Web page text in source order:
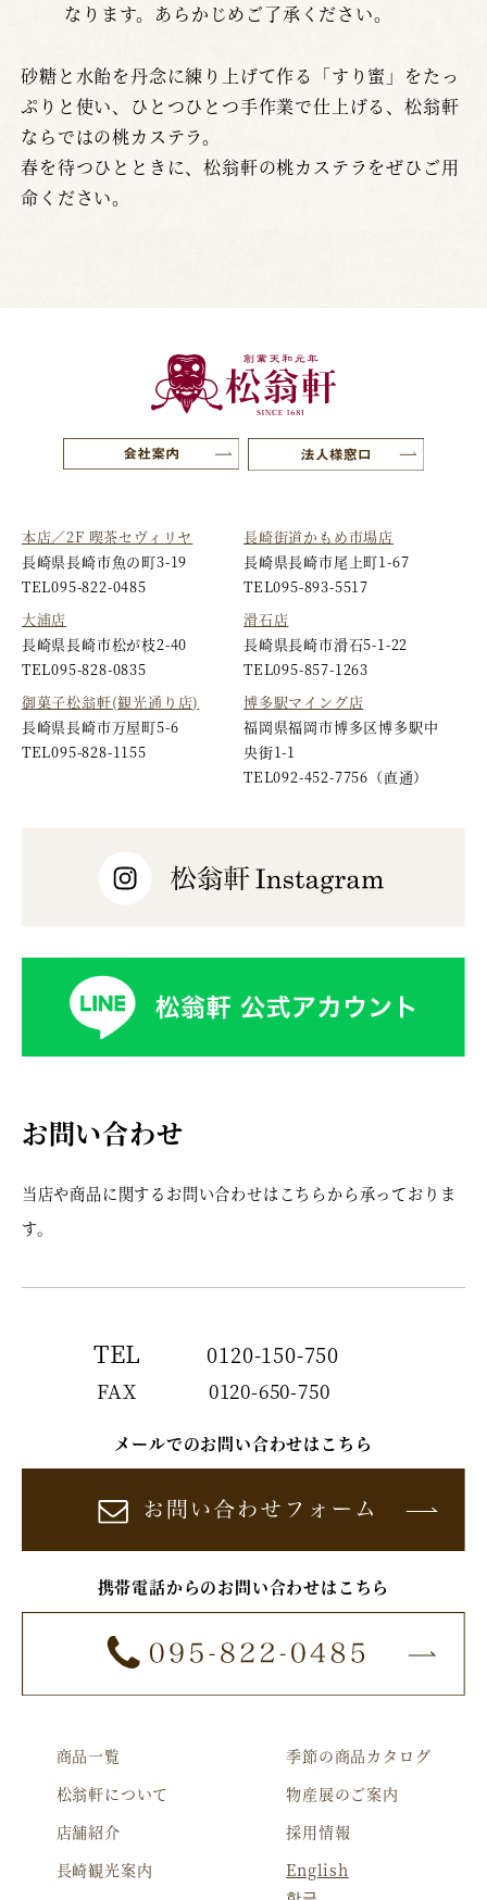
なります。あらかじめご了承ください。
砂糖と水飴を丹念に練り上げて作る「すり蜜」をたっ
ぷりと使い、ひとつひとつ手作業で仕上げる、松翁軒
ならではの桃カステラ。
春を待つひとときに、松翁軒の桃カステラをぜひご用
命ください。
本店／2F 喫茶セヴィリヤ
長崎県長崎市魚の町3-19
TEL095-822-0485
大浦店
長崎県長崎市松が枝2-40
TEL095-828-0835
御菓子松翁軒(観光通り店)
長崎県長崎市万屋町5-6
TEL095-828-1155
長崎街道かもめ市場店
長崎県長崎市尾上町1-67
TEL095-893-5517
滑石店
長崎県長崎市滑石5-1-22
TEL095-857-1263
博多駅マイング店
福岡県福岡市博多区博多駅中
央街1-1
TEL092-452-7756 （直通）
お問い合わせ
当店や商品に関するお問い合わせはこちらから承っておりま
す。
TEL 0120-150-750
FAX 0120-650-750
メールでのお問い合わせはこちら
携帯電話からのお問い合わせはこちら
商品一覧
松翁軒について
店舗紹介
長崎観光案内
季節の商品カタログ
物産展のご案内
採用情報
English